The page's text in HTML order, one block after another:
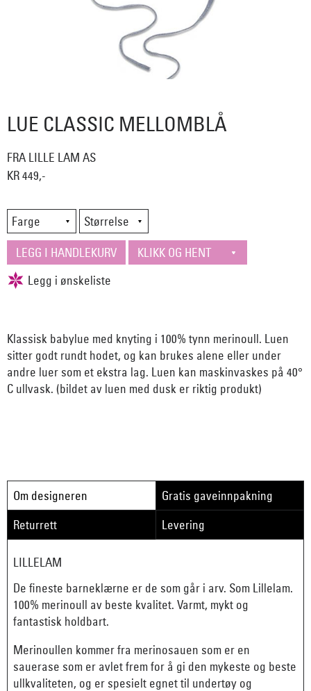
LUE CLASSIC MELLOMBLÅ
FRA LILLE LAM AS
KR 449,-
Klassisk babylue med knyting i 100% tynn merinoull. Luen
sitter godt rundt hodet, og kan brukes alene eller under
andre luer som et ekstra lag. Luen kan maskinvaskes på 40°
C ullvask. (bildet av luen med dusk er riktig produkt)
Om designeren
Gratis gaveinnpakning
Returrett
Levering
LILLELAM
De fineste barneklærne er de som går i arv. Som Lillelam.
100% merinoull av beste kvalitet. Varmt, mykt og
fantastisk holdbart.
Merinoullen kommer fra merinosauen som er en
sauerase som er avlet frem for å gi den mykeste og beste
ullkvaliteten, og er spesielt egnet til undertøy og